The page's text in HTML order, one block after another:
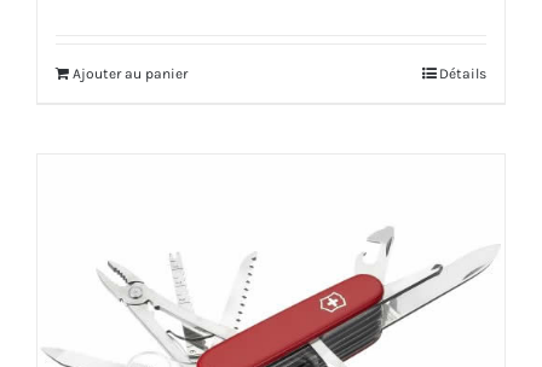
Ajouter au panier Détails